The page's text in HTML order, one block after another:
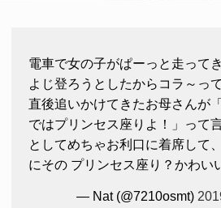
電車で女の子がぱーっと走って
よじ登ろうとしたからコラ～っ
直後追いかけてきたお母さんが
ではプリンセス座りよ！」って
としてめちゃお利口に着席して
にその プリンセス座り？かわい
— Nat (@7210osmt)